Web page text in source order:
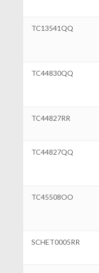
TC13541QQ
TC44830QQ
TC44827RR
TC44827QQ
TC45508OO
SCHET0005RR